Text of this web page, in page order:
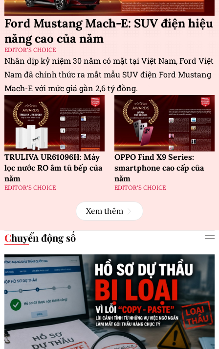
Ford Mustang Mach-E: SUV điện hiệu
năng cao của năm
EDITOR'S CHOICE
Nhân dịp kỷ niệm 30 năm có mặt tại Việt Nam, Ford Việt
Nam đã chính thức ra mắt mẫu SUV điện Ford Mustang
Mach-E với mức giá gần 2,6 tỷ đồng.
TRULIVA UR61096H: Máy
lọc nước RO âm tủ bếp của
năm
EDITOR'S CHOICE
OPPO Find X9 Series:
smartphone cao cấp của
năm
EDITOR'S CHOICE
Xem thêm
Chuyển động số